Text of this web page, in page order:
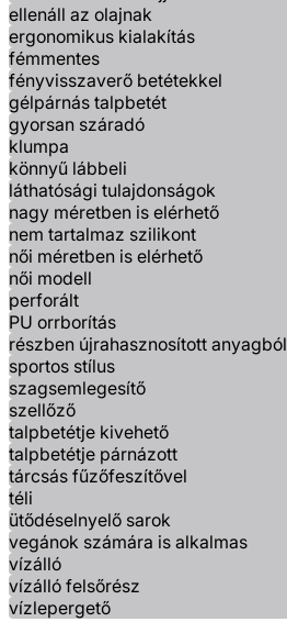
ellenáll az olajnak
ergonomikus kialakítás
fémmentes
fényvisszaverő betétekkel
gélpárnás talpbetét
gyorsan száradó
klumpa
könnyű lábbeli
láthatósági tulajdonságok
nagy méretben is elérhető
nem tartalmaz szilikont
női méretben is elérhető
női modell
perforált
PU orrborítás
részben újrahasznosított anyagból
sportos stílus
szagsemlegesítő
szellőző
talpbetétje kivehető
talpbetétje párnázott
tárcsás fűzőfeszítővel
téli
ütődéselnyelő sarok
vegánok számára is alkalmas
vízálló
vízálló felsőrész
vízlepergető